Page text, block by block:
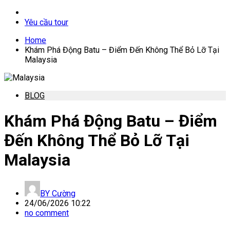
Yêu cầu tour
Home
Khám Phá Động Batu – Điểm Đến Không Thể Bỏ Lỡ Tại
Malaysia
BLOG
Khám Phá Động Batu – Điểm
Đến Không Thể Bỏ Lỡ Tại
Malaysia
BY Cường
24/06/2026 10:22
no comment